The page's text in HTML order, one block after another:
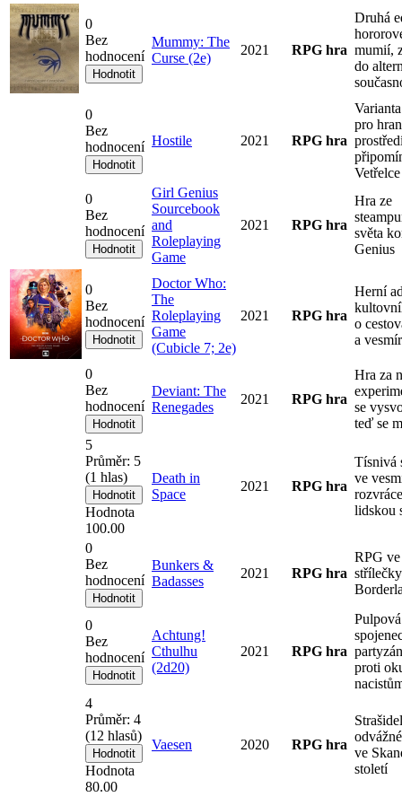
0
Bez
hodnocení
Mummy: The
Curse (2e)
2021 RPG hra
Druhá
mumií,
do
0
Bez
hodnocení Hostile 2021 RPG hra
pro
Vetřelce
0
Bez
hodnocení
Girl Genius
Sourcebook
and
Roleplaying
Game
2021 RPG hra
Hra ze
světa
Genius
0
Bez
hodnocení
Doctor Who:
The
Roleplaying
Game
(Cubicle 7; 2e)
2021 RPG hra
Herní
o
a
0
Bez
hodnocení
Deviant: The
Renegades
2021 RPG hra
Hra za
se
teď se
5
Průměr: 5
(1 hlas)
Hodnota
100.00
Death in
Space
2021 RPG hra
Tísnivá
ve
lidskou
0
Bez
hodnocení
Bunkers &
Badasses
2021 RPG hra
RPG ve
střílečky
0
Bez
hodnocení
Achtung!
Cthulhu
(2d20)
2021 RPG hra
proti
4
Průměr: 4
(12 hlasů)
Hodnota
80.00
Vaesen 2020 RPG hra
ve
století